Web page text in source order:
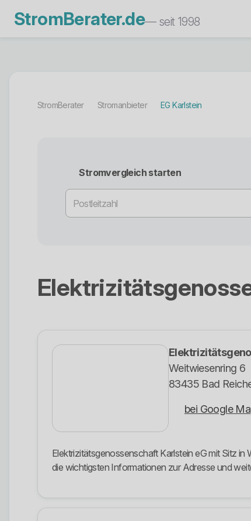
StromBerater.de— seit 1998
StromBerater Stromanbieter EG Karlstein
Stromvergleich starten
Weitwiesenring 6
83435 Bad
bei Google
Elektrizitätsgenossenschaft Karlstein eG mit Sitz
die wichtigsten Informationen zur Adresse und